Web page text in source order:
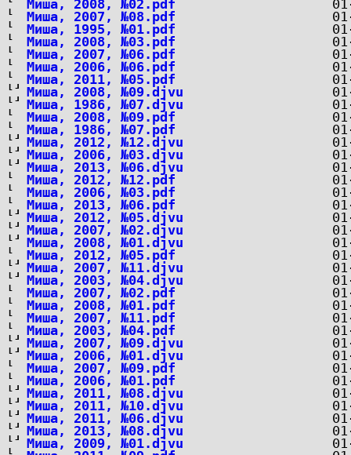
Миша, 2008, №02.pdf
Миша, 2007, №08.pdf
Миша, 1995, №01.pdf
Миша, 2008, №03.pdf
Миша, 2007, №06.pdf
Миша, 2006, №06.pdf
Миша, 2011, №05.pdf
Миша, 2008, №09.djvu
Миша, 1986, №07.djvu
Миша, 2008, №09.pdf
Миша, 1986, №07.pdf
Миша, 2012, №12.djvu
Миша, 2006, №03.djvu
Миша, 2013, №06.djvu
Миша, 2012, №12.pdf
Миша, 2006, №03.pdf
Миша, 2013, №06.pdf
Миша, 2012, №05.djvu
Миша, 2007, №02.djvu
Миша, 2008, №01.djvu
Миша, 2012, №05.pdf
Миша, 2007, №11.djvu
Миша, 2003, №04.djvu
Миша, 2007, №02.pdf
Миша, 2008, №01.pdf
Миша, 2007, №11.pdf
Миша, 2003, №04.pdf
Миша, 2007, №09.djvu
Миша, 2006, №01.djvu
Миша, 2007, №09.pdf
Миша, 2006, №01.pdf
Миша, 2011, №08.djvu
Миша, 2011, №10.djvu
Миша, 2011, №06.djvu
Миша, 2013, №08.djvu
Миша, 2009, №01.djvu